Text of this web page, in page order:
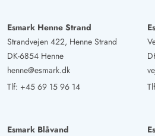
Andreas Haertel
Deutschland
AI Oversat (Se oprindelig)
Altså, huset er super. Vi havde
Esmark Henne Strand
Strandvejen 422, Henne Strand
DK-6854 Henne
henne@esmark.dk
Tlf: +45 69 15 96 14
Esmark Blåvand